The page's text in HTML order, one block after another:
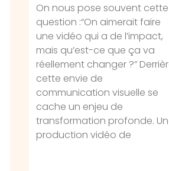
On nous pose souvent cette
question :“On aimerait faire
une vidéo qui a de l’impact,
mais qu’est-ce que ça va
réellement changer ?”
cette envie de
communication visuelle se
cache un enjeu de
transformation profonde.
production vidéo de